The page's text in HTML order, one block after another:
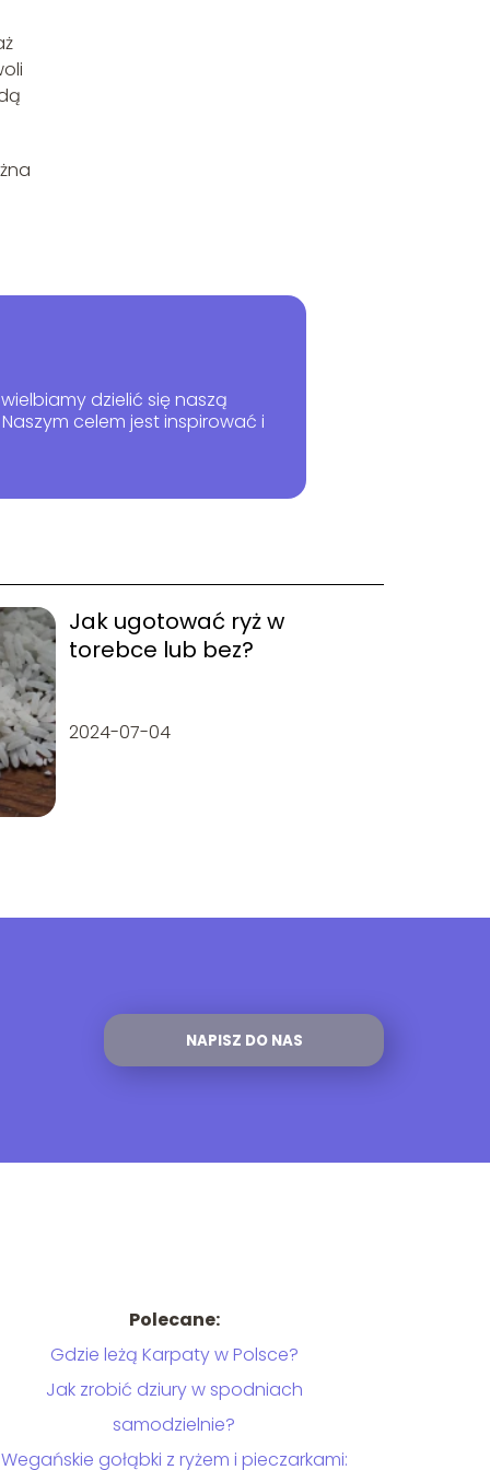
dzielić się naszą
celem jest inspirować i
Jak ugotować ryż w
torebce lub bez?
2024-07-04
NAPISZ DO NAS
Polecane:
Gdzie leżą Karpaty w Polsce?
Jak zrobić dziury w spodniach
samodzielnie?
Wegańskie gołąbki z ryżem i pieczarkami: